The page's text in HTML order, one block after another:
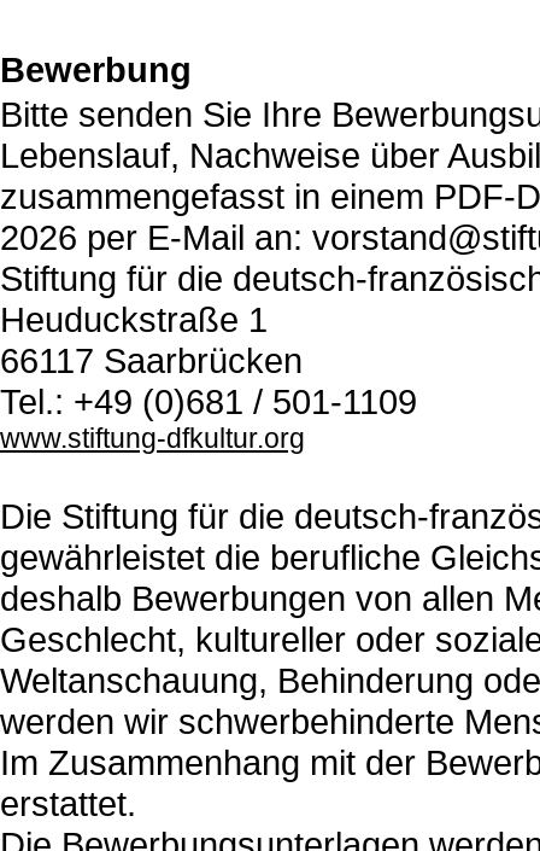
Bewerbung
Bitte senden Sie Ihre
Lebenslauf, Nachweise über
zusammengefasst in einem PDF-
2026 per E-Mail an:
Stiftung für die deutsch-
Heuduckstraße 1
66117 Saarbrücken
Tel.: +49 (0)681 / 501-1109
www.stiftung-dfkultur.org
Die Stiftung für die deutsch-
gewährleistet die berufliche
deshalb Bewerbungen von allen
Geschlecht, kultureller oder
Weltanschauung, Behinderung
werden wir schwerbehinderte
Im Zusammenhang mit der
erstattet.